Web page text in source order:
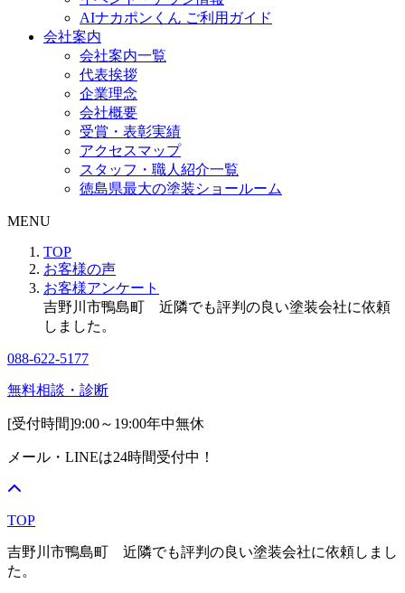
AIナカポンくん ご利用ガイド
会社案内
会社案内一覧
代表挨拶
企業理念
会社概要
受賞・表彰実績
アクセスマップ
スタッフ・職人紹介一覧
徳島県最大の塗装ショールーム
MENU
TOP
お客様の声
お客様アンケート
吉野川市鴨島町 近隣でも評判の良い塗装会社に依頼
しました。
088-622-5177
無料相談・診断
[受付時間]9:00～19:00年中無休
メール・LINEは24時間受付中！
TOP
吉野川市鴨島町 近隣でも評判の良い塗装会社に依頼しまし
た。